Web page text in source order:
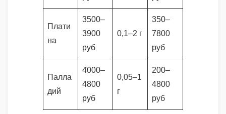
Плати
на
3500–
3900
руб
0,1–2 г
350–
7800
руб
Палла
дий
4000–
4800
руб
0,05–1
г
200–
4800
руб